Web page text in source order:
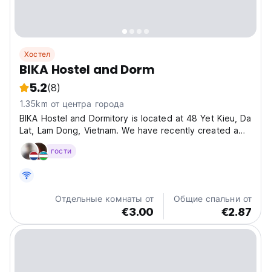
Хостел
BIKA Hostel and Dorm
5.2(8)
1.35km от центра города
BIKA Hostel and Dormitory is located at 48 Yet Kieu, Da
Lat, Lam Dong, Vietnam. We have recently created a
dorm room to appeal to backpackers and what a
fantastic job we've done! DOUBLE BEDS! Pod style
shelf,...
гости
Отдельные комнаты от
€3.00
Общие спальни от
€2.87